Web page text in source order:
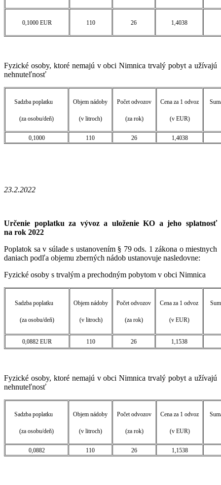
0,1000 EUR 110 26 1,4038
Fyzické osoby, ktoré nemajú v obci Nimnica trvalý pobyt a užívajú
nehnuteľnosť
Sadzba poplatku
(za osobu/deň)
Objem nádoby
(v litroch)
Počet odvozov
(za rok)
Cena za 1 odvoz
(v EUR)
0,1000 110 26 1,4038
23.2.2022
Určenie poplatku za vývoz a uloženie KO a jeho splatnosť
na rok 2022
Poplatok sa v súlade s ustanovením § 79 ods. 1 zákona o miestnych
daniach podľa objemu zberných nádob ustanovuje nasledovne:
Fyzické osoby s trvalým a prechodným pobytom v obci Nimnica
Sadzba poplatku
(za osobu/deň)
Objem nádoby
(v litroch)
Počet odvozov
(za rok)
Cena za 1 odvoz
(v EUR)
0,0882 EUR 110 26 1,1538
Fyzické osoby, ktoré nemajú v obci Nimnica trvalý pobyt a užívajú
nehnuteľnosť
Sadzba poplatku
(za osobu/deň)
Objem nádoby
(v litroch)
Počet odvozov
(za rok)
Cena za 1 odvoz
(v EUR)
0,0882 110 26 1,1538